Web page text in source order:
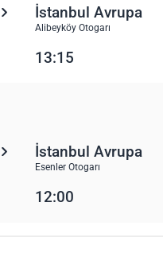
İstanbul Avrupa
Alibeyköy Otogarı
13:15
İstanbul Avrupa
Esenler Otogarı
12:00